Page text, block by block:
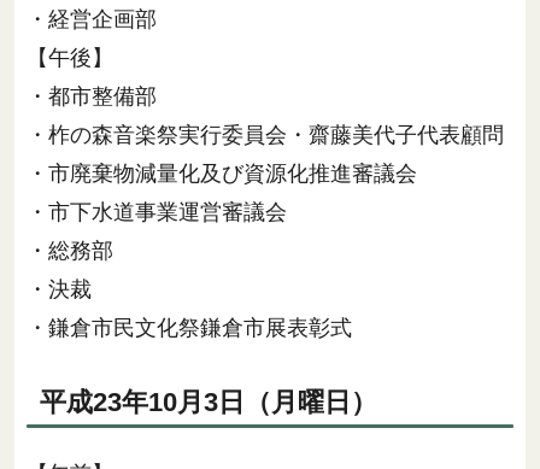
・経営企画部
【午後】
・都市整備部
・柞の森音楽祭実行委員会・齋藤美代子代表顧問
・市廃棄物減量化及び資源化推進審議会
・市下水道事業運営審議会
・総務部
・決裁
・鎌倉市民文化祭鎌倉市展表彰式
平成23年10月3日（月曜日）